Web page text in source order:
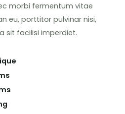
morbi fermentum vitae
eu, porttitor pulvinar nisi,
sit facilisi imperdiet.